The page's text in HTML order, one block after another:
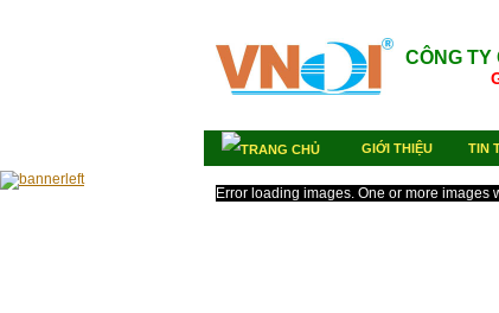
CÔNG TY
GIỚI THIỆU TIN
Error loading images. One or more images